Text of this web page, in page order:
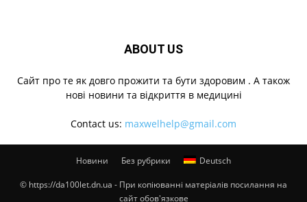
ABOUT US
Cайт про те як довго прожити та бути здоровим . А також
нові новини та відкриття в медицині
Contact us: maxwelhelp@gmail.com
Новини Без рубрики Deutsch
© https://da100let.dn.ua - При копіюванні матеріалів посилання на
сайт обов'язкове